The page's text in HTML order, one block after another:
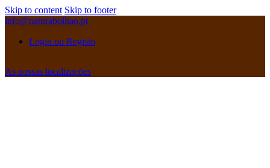
Skip to content Skip to footer
info@naturabolhao.pt
Login ou Registo
As nossas localizações